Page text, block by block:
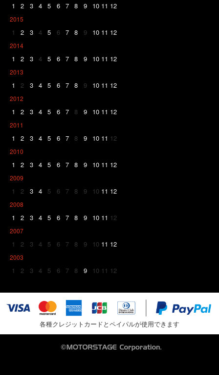
1 2 3 4 5 6 7 8 9 10 11 12
2015
1 2 3 4 5 6 7 8 9 10 11 12
2014
1 2 3 4 5 6 7 8 9 10 11 12
2013
1 2 3 4 5 6 7 8 9 10 11 12
2012
1 2 3 4 5 6 7 8 9 10 11 12
2011
1 2 3 4 5 6 7 8 9 10 11 12
2010
1 2 3 4 5 6 7 8 9 10 11 12
2009
1 2 3 4 5 6 7 8 9 10 11 12
2008
1 2 3 4 5 6 7 8 9 10 11 12
2007
1 2 3 4 5 6 7 8 9 10 11 12
2003
1 2 3 4 5 6 7 8 9 10 11 12
各種クレジットカードとペイパルが使用できます